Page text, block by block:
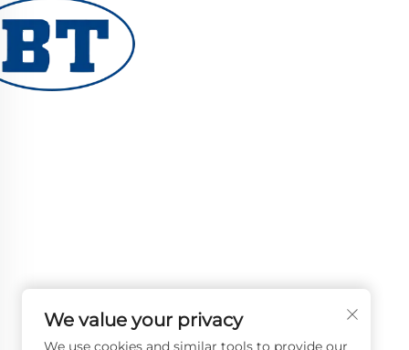
We value your privacy
We use cookies and similar tools to provide our